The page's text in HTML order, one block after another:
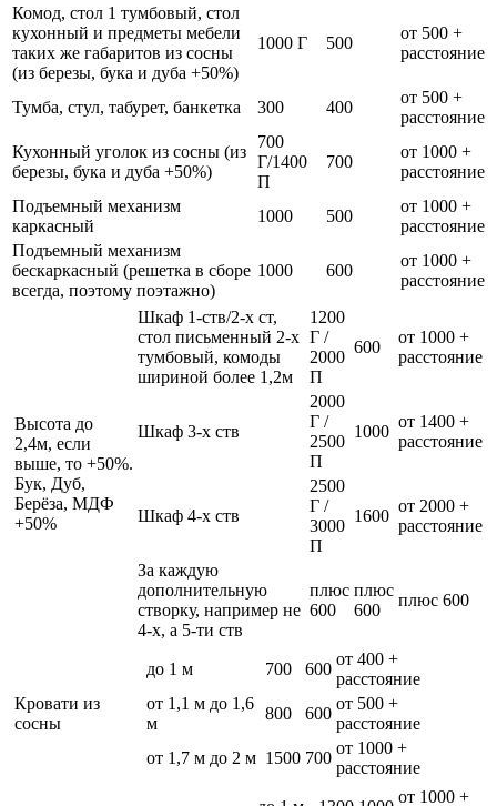
Комод, стол 1 тумбовый, стол
кухонный и предметы мебели
таких же габаритов из сосны
(из березы, бука и дуба +50%)
1000 Г 500
от 500 +
расстояние
Тумба, стул, табурет, банкетка 300 400
от 500 +
расстояние
Кухонный уголок из сосны (из
березы, бука и дуба +50%)
700
Г/1400
П
700
от 1000 +
расстояние
Подъемный механизм
каркасный
1000 500
от 1000 +
расстояние
Подъемный механизм
бескаркасный (решетка в сборе
всегда, поэтому поэтажно)
1000 600
от 1000 +
расстояние
Высота до
2,4м, если
выше, то +50%.
Бук, Дуб,
Берёза, МДФ
+50%
Шкаф 1-ств/2-х ст,
стол письменный 2-х
тумбовый, комоды
шириной более 1,2м
1200
Г /
2000
П
600
от 1000 +
расстояние
Шкаф 3-х ств
2000
Г /
2500
П
1000
от 1400 +
расстояние
Шкаф 4-х ств
2500
Г /
3000
П
1600
от 2000 +
расстояние
За каждую
дополнительную
створку, например не
4-х, а 5-ти ств
плюс
600
плюс
600
плюс 600
Кровати из
сосны
до 1 м 700 600
от 400 +
расстояние
от 1,1 м до 1,6
м
800 600
от 500 +
расстояние
от 1,7 м до 2 м 1500 700
от 1000 +
расстояние
от 1000 +